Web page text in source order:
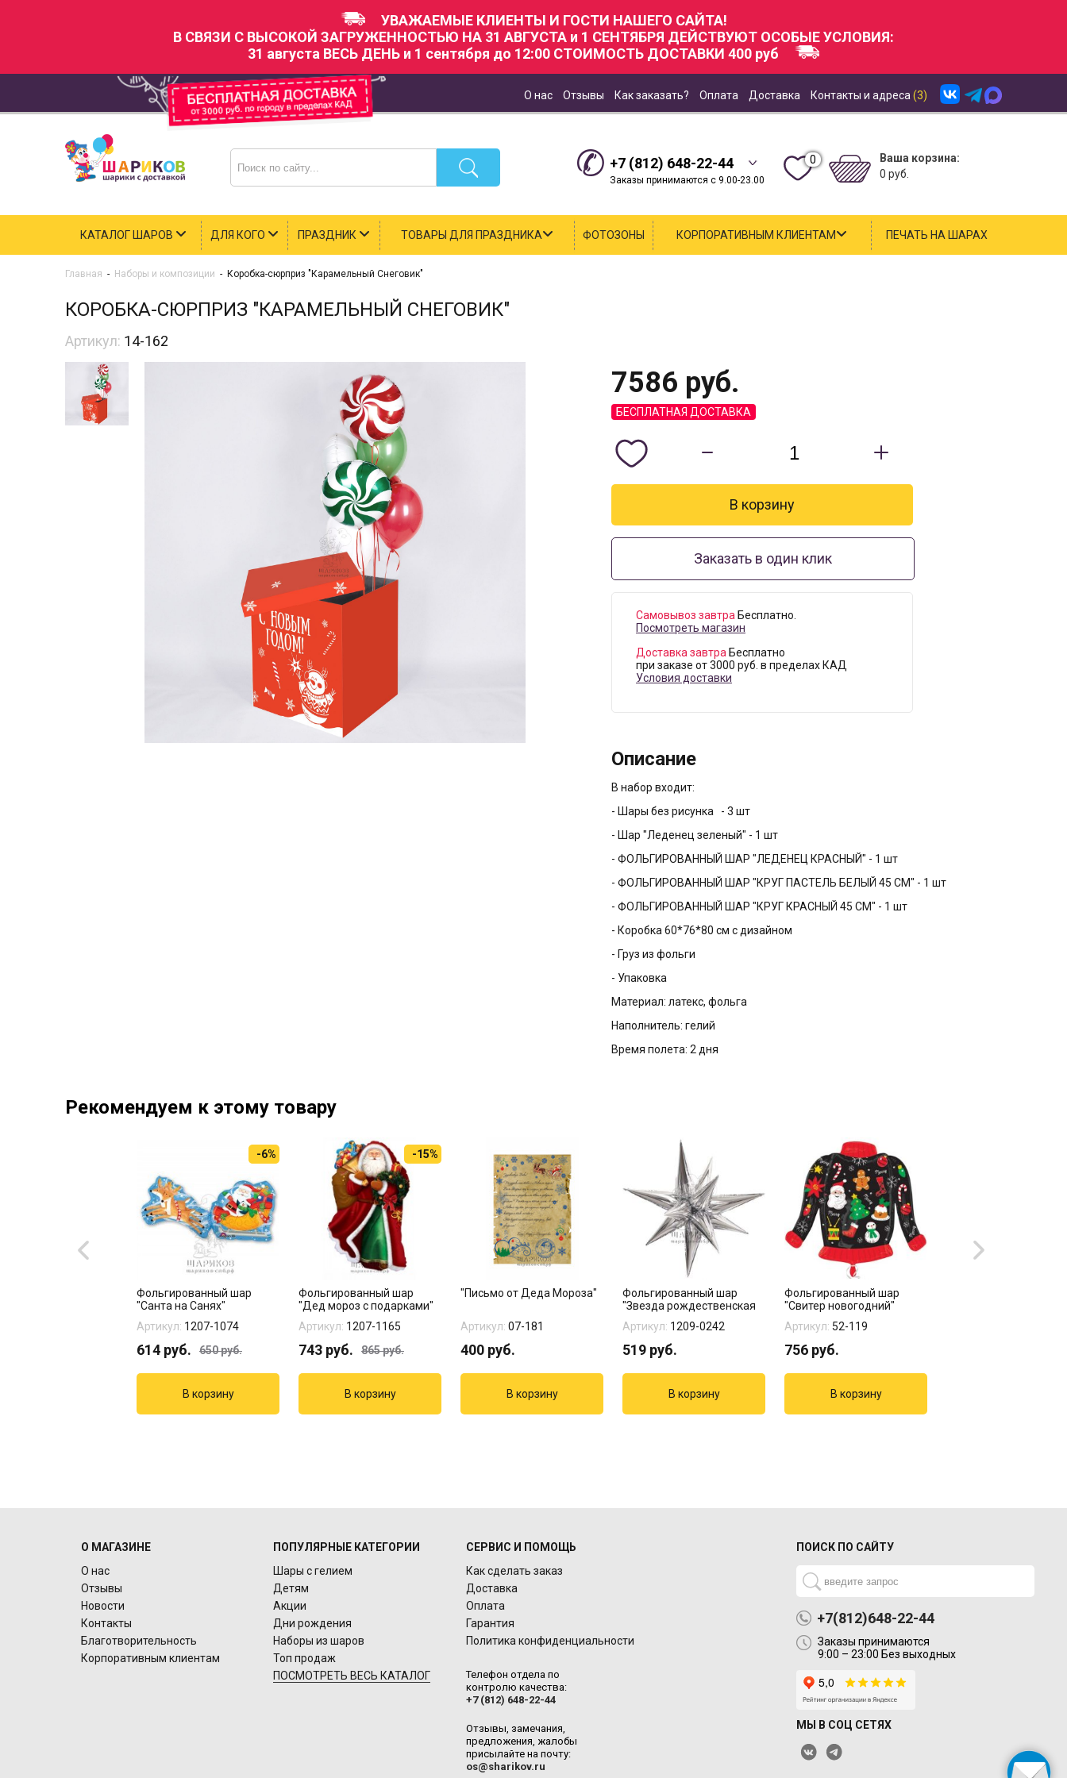
УВАЖАЕМЫЕ КЛИЕНТЫ И ГОСТИ НАШЕГО САЙТА!
В СВЯЗИ С ВЫСОКОЙ ЗАГРУЖЕННОСТЬЮ НА 31 АВГУСТА и 1 СЕНТЯБРЯ ДЕЙСТВУЮТ ОСОБЫЕ УСЛОВИЯ:
31 августа ВЕСЬ ДЕНЬ и 1 сентября до 12:00 СТОИМОСТЬ ДОСТАВКИ 400 руб
О нас Отзывы Как заказать? Оплата Доставка Контакты и адреса (3)
+7 (812) 648-22-44
Заказы принимаются с 9.00-23.00
0
Ваша корзина:
0 руб.
КАТАЛОГ ШАРОВ ДЛЯ КОГО ПРАЗДНИК ТОВАРЫ ДЛЯ ПРАЗДНИКА ФОТОЗОНЫ КОРПОРАТИВНЫМ КЛИЕНТАМ ПЕЧАТЬ НА ШАРАХ
Главная - Наборы и композиции - Коробка-сюрприз "Карамельный Снеговик"
КОРОБКА-СЮРПРИЗ "КАРАМЕЛЬНЫЙ СНЕГОВИК"
Артикул: 14-162
7586 руб.
БЕСПЛАТНАЯ ДОСТАВКА
Заказать в один клик
Самовывоз завтра Бесплатно.
Посмотреть магазин
Доставка завтра Бесплатно
при заказе от 3000 руб. в пределах КАД
Условия доставки
Описание
В набор входит:
- Шары без рисунка - 3 шт
- Шар "Леденец зеленый" - 1 шт
- ФОЛЬГИРОВАННЫЙ ШАР "ЛЕДЕНЕЦ КРАСНЫЙ" - 1 шт
- ФОЛЬГИРОВАННЫЙ ШАР "КРУГ ПАСТЕЛЬ БЕЛЫЙ 45 СМ" - 1 шт
- ФОЛЬГИРОВАННЫЙ ШАР "КРУГ КРАСНЫЙ 45 СМ" - 1 шт
- Коробка 60*76*80 см с дизайном
- Груз из фольги
- Упаковка
Материал: латекс, фольга
Наполнитель: гелий
Время полета: 2 дня
Рекомендуем к этому товару
-6%
Фольгированный шар
"Санта на Санях"
Артикул: 1207-1074
614 руб. 650руб.
-15%
Фольгированный шар
"Дед мороз с подарками"
Артикул: 1207-1165
743 руб. 865руб.
"Письмо от Деда Мороза"
Артикул: 07-181
400 руб.
Фольгированный шар
"Звезда рождественская
Артикул: 1209-0242
519 руб.
Фольгированный шар
"Свитер новогодний"
Артикул: 52-119
756 руб.
О МАГАЗИНЕ
О нас
Отзывы
Новости
Контакты
Благотворительность
Корпоративным клиентам
ПОПУЛЯРНЫЕ КАТЕГОРИИ
Шары с гелием
Детям
Акции
Дни рождения
Наборы из шаров
Топ продаж
ПОСМОТРЕТЬ ВЕСЬ КАТАЛОГ
СЕРВИС И ПОМОЩЬ
Как сделать заказ
Доставка
Оплата
Гарантия
Политика конфиденциальности
Телефон отдела по
контролю качества:
+7 (812) 648-22-44
Отзывы, замечания,
предложения, жалобы
присылайте на почту:
os@sharikov.ru
ПОИСК ПО САЙТУ
+7(812)648-22-44
Заказы принимаются
9:00 – 23:00 Без выходных
МЫ В СОЦ СЕТЯХ